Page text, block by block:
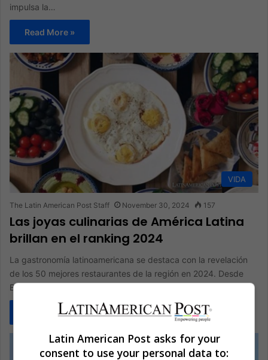
impulsa la…
Read More »
VIDA
The Latin American Post Staff November 30, 2024 157
Las joyas culinarias de América Latina
brillan en el ranking 2024
La gastronomía latinoamericana se destaca con la revelación
de los 50 mejores restaurantes de la región en 2024. Desde
Buenos…
Read More »
Latin American Post asks for your
consent to use your personal data to: